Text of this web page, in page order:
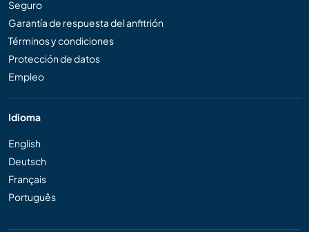
Seguro
Garantía de respuesta del anfitrión
Términos y condiciones
Protección de datos
Empleo
Idioma
English
Deutsch
Français
Português